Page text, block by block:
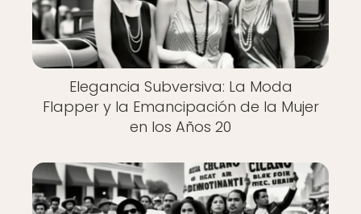
Elegancia Subversiva: La Moda
Flapper y la Emancipación de la Mujer
en los Años 20